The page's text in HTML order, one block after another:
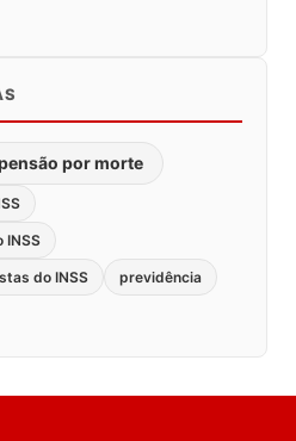
por morte
INSS
do INSS previdência